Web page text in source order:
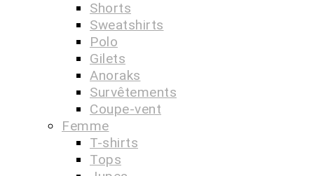
Shorts
Sweatshirts
Polo
Gilets
Anoraks
Survêtements
Coupe-vent
Femme
T-shirts
Tops